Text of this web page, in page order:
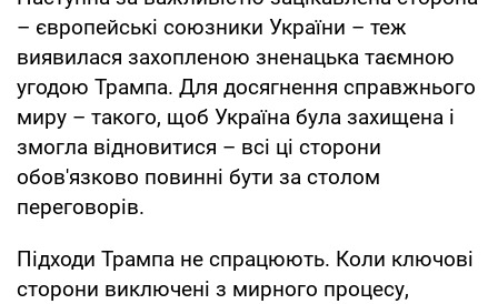
– європейські союзники України – теж
виявилася захопленою зненацька таємною
угодою Трампа. Для досягнення справжнього
миру – такого, щоб Україна була захищена і
змогла відновитися – всі ці сторони
обов'язково повинні бути за столом
переговорів.
Підходи Трампа не спрацюють. Коли ключові
сторони виключені з мирного процесу,